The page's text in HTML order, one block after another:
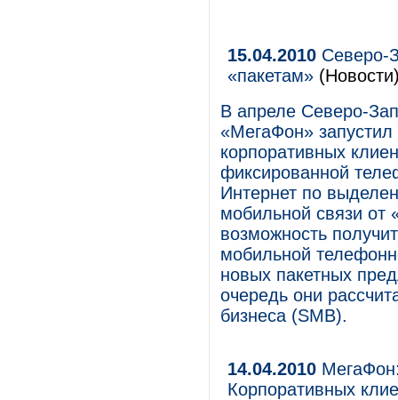
15.04.2010 Северо-
«пакетам»
В апреле Северо-
«МегаФон»
корпоративных
фиксированной
Интернет по
мобильной связи от
возможность
мобильной
новых пакетных
очередь они
бизнеса (SMB).
14.04.2010
Корпоративных